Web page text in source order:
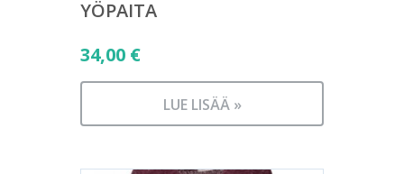
YÖPAITA
34,00 €
LUE LISÄÄ »